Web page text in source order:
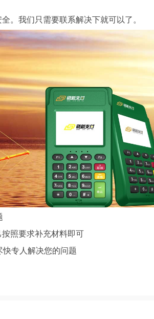
。我们只需要联系解决下就可以了。
照要求补充材料即可
专人解决您的问题